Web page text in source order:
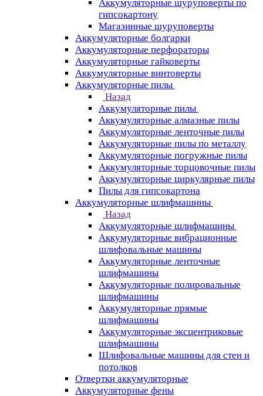
Аккумуляторные шуруповерты по
гипсокартону
Магазинные шуруповерты
Аккумуляторные болгарки
Аккумуляторные перфораторы
Аккумуляторные гайковерты
Аккумуляторные винтоверты
Аккумуляторные пилы
Назад
Аккумуляторные пилы
Аккумуляторные алмазные пилы
Аккумуляторные ленточные пилы
Аккумуляторные пилы по металлу
Аккумуляторные погружные пилы
Аккумуляторные торцовочные пилы
Аккумуляторные циркулярные пилы
Пилы для гипсокартона
Аккумуляторные шлифмашины
Назад
Аккумуляторные шлифмашины
Аккумуляторные вибрационные
шлифовальные машины
Аккумуляторные ленточные
шлифмашины
Аккумуляторные полировальные
шлифмашины
Аккумуляторные прямые
шлифмашины
Аккумуляторные эксцентриковые
шлифмашины
Шлифовальные машины для стен и
потолков
Отвертки аккумуляторные
Аккумуляторные фены